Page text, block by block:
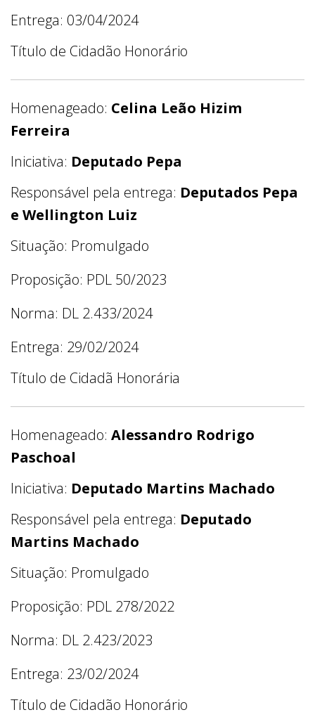
Entrega: 03/04/2024
Título de Cidadão Honorário
Homenageado: Celina Leão Hizim
Ferreira
Iniciativa: Deputado Pepa
Responsável pela entrega: Deputados Pepa
e Wellington Luiz
Situação: Promulgado
Proposição: PDL 50/2023
Norma: DL 2.433/2024
Entrega: 29/02/2024
Título de Cidadã Honorária
Homenageado: Alessandro Rodrigo
Paschoal
Iniciativa: Deputado Martins Machado
Responsável pela entrega: Deputado
Martins Machado
Situação: Promulgado
Proposição: PDL 278/2022
Norma: DL 2.423/2023
Entrega: 23/02/2024
Título de Cidadão Honorário